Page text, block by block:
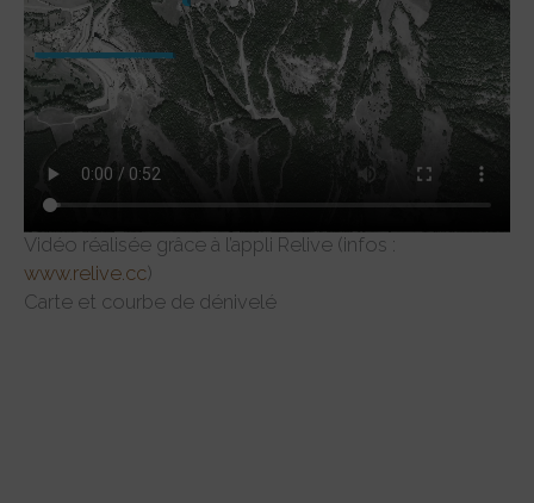
Vidéo réalisée grâce à l’appli Relive (infos :
www.relive.cc)
Carte et courbe de dénivelé